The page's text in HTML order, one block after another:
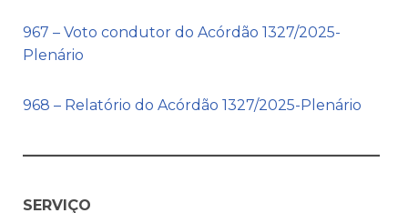
967 – Voto condutor do Acórdão 1327/2025-
Plenário
968 – Relatório do Acórdão 1327/2025-Plenário
————————————————————————–
SERVIÇO